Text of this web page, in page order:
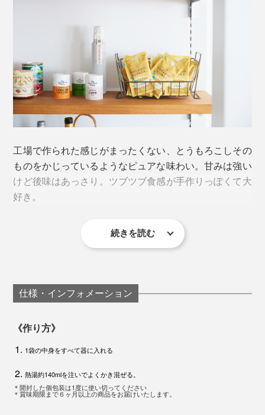
コンソメなどのダシ代わりとして、「コスモス食品」が
植物性乳酸菌「HS-1」でネギやにんじんなどの有機野
牛乳の代わりには有機豆乳を使用。独特の臭みはなく、
とうもろこしの味を引き立てつつ、クリーミーさをプラ
旨みたっぷりの塩と仕上げの白こしょうがほんのり効い
天日干しや高熱を加える乾燥方法に比べて、食品の味・
能。
レトルト処理は省略
工場で作られた感じがまったくない、とうもろこしその
ものをかじっているようなピュアな味わい。甘みは強い
けど後味はあっさり。ツブツブ食感が手作りっぽくて大
好き。
これがインスタントとは、にわかには信じがたいクオリ
続きを読む
仕様・インフォメーション
《作り方》
1袋の中身をすべて器に入れる
熱湯約140mlを注いでよくかき混ぜる。
＊開封した個包装は1度に使い切ってください
＊賞味期限まで６ヶ月以上の商品をお届けいたします。